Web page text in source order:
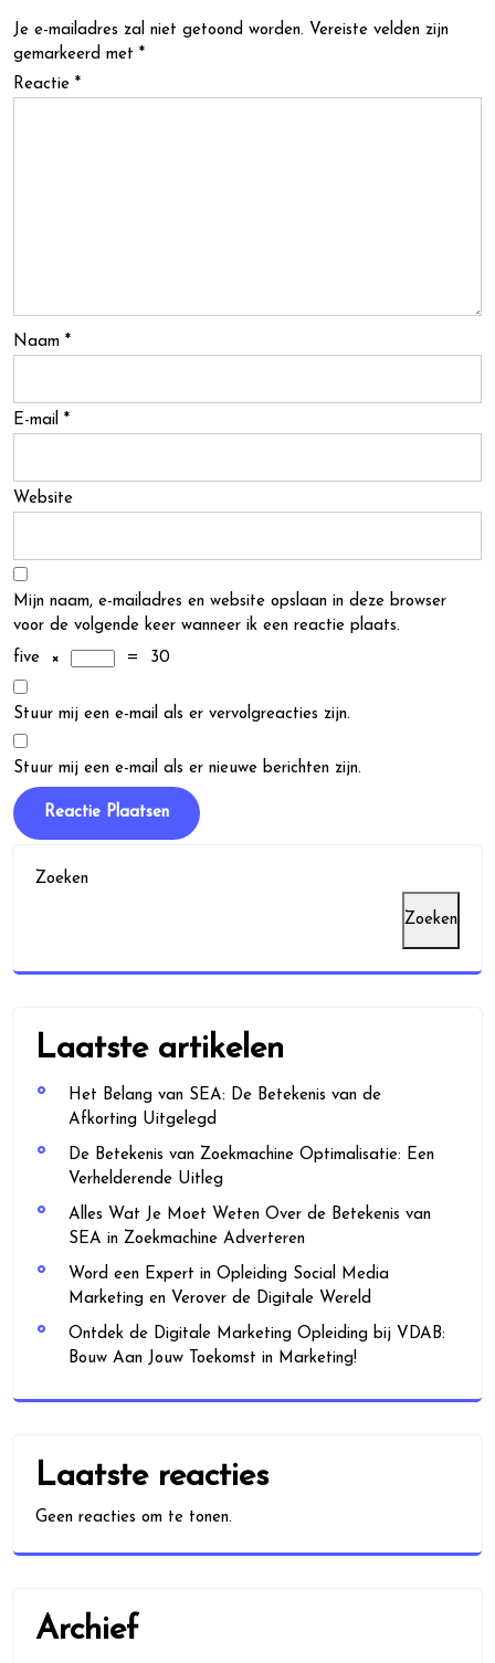
Je e-mailadres zal niet getoond worden. Vereiste velden zijn
gemarkeerd met *
Reactie *
Naam *
E-mail *
Website
Mijn naam, e-mailadres en website opslaan in deze browser
voor de volgende keer wanneer ik een reactie plaats.
five
× = 30
Stuur mij een e-mail als er vervolgreacties zijn.
Stuur mij een e-mail als er nieuwe berichten zijn.
Zoeken
Zoeken
Laatste artikelen
Het Belang van SEA: De Betekenis van de
Afkorting Uitgelegd
De Betekenis van Zoekmachine Optimalisatie: Een
Verhelderende Uitleg
Alles Wat Je Moet Weten Over de Betekenis van
SEA in Zoekmachine Adverteren
Word een Expert in Opleiding Social Media
Marketing en Verover de Digitale Wereld
Ontdek de Digitale Marketing Opleiding bij VDAB:
Bouw Aan Jouw Toekomst in Marketing!
Laatste reacties
Geen reacties om te tonen.
Archief